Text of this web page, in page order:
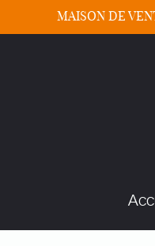
MAISON DE